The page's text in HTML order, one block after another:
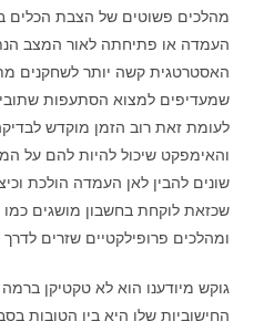
מהלכים פשוטים של הצבת הכלים
העמדה או פתיחתה לאור המצב
האסטרטגית קשה יותר לשחקנים
שמעדיפים למצוא הסתעפות
לעומת זאת רוב הזמן מוקדש
והאימפקט שיכול להיות להם על
שונים להבין לאן העמדה הולכת
שכזאת לוקחת בחשבון מושגים
ומהלכים פרופילקטיים שזרים
גוקש מיודענו הוא לא טקטיקן
החישוביות שלו היא בין הטובות